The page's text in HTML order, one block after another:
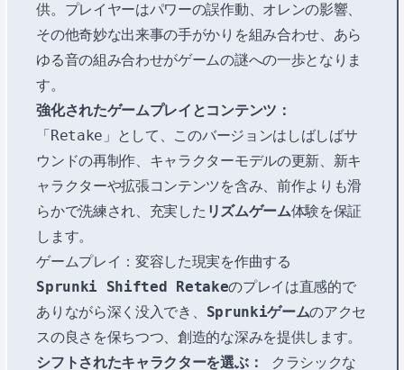
供。プレイヤーはパワーの誤作動、オレンの影響、
その他奇妙な出来事の手がかりを組み合わせ、あら
ゆる音の組み合わせがゲームの謎への一歩となりま
す。
強化されたゲームプレイとコンテンツ：
「Retake」として、このバージョンはしばしばサ
ウンドの再制作、キャラクターモデルの更新、新キ
ャラクターや拡張コンテンツを含み、前作よりも滑
らかで洗練され、充実した リズムゲーム体験を保証
します。
ゲームプレイ：変容した現実を作曲する
Sprunki Shifted Retakeのプレイは直感的で
ありながら深く没入でき、 Sprunkiゲームのアクセ
スの良さを保ちつつ、創造的な深みを提供します。
シフトされたキャラクターを選ぶ：
クラシックな